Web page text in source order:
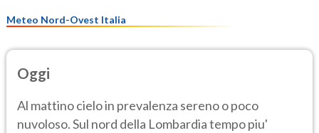
Meteo Nord-Ovest Italia
Oggi
Al mattino cielo in prevalenza sereno o poco
nuvoloso. Sul nord della Lombardia tempo piu'